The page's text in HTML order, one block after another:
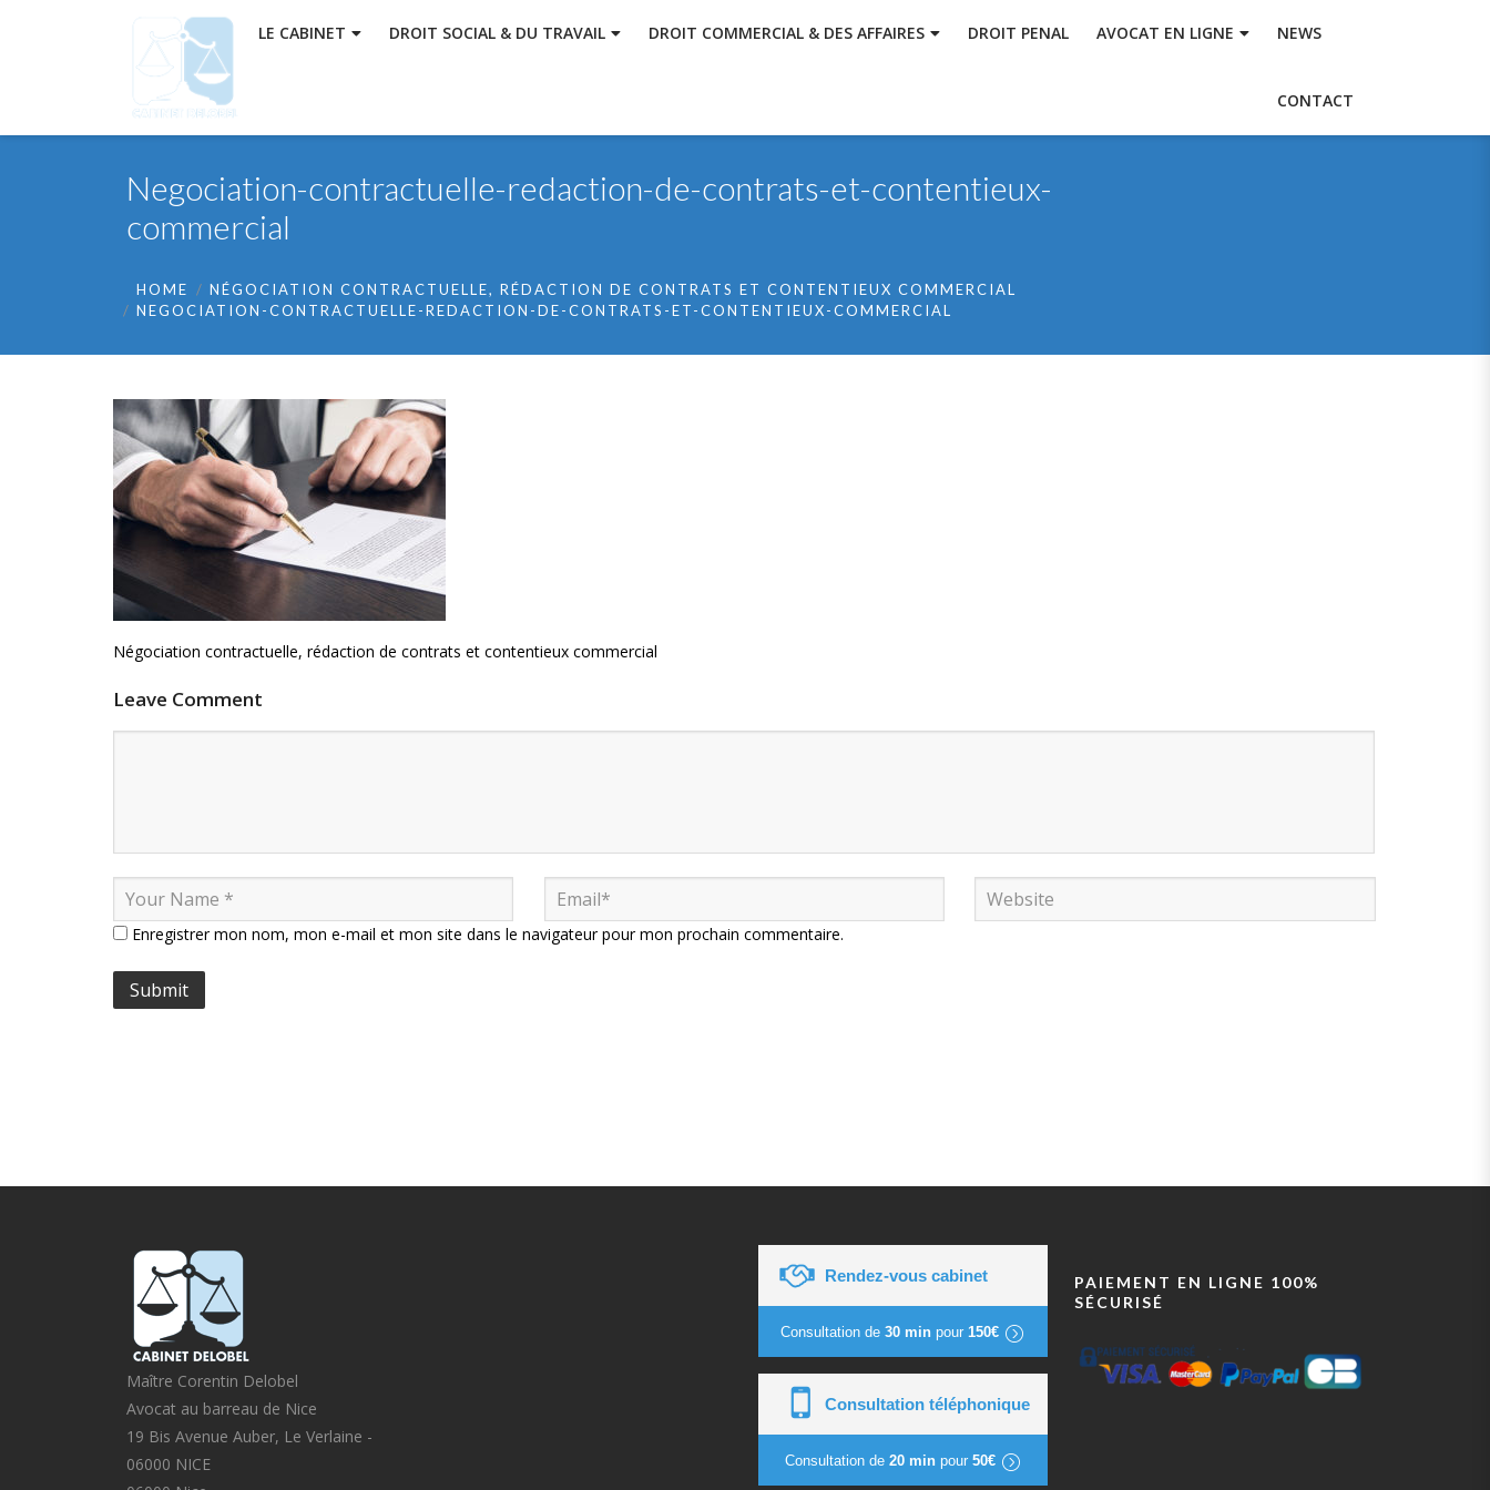
LE CABINET DROIT SOCIAL & DU TRAVAIL DROIT COMMERCIAL & DES AFFAIRES DROIT PENAL AVOCAT EN LIGNE NEWS
CONTACT
Negociation-contractuelle-redaction-de-contrats-et-contentieux-
commercial
HOME
NÉGOCIATION CONTRACTUELLE, RÉDACTION DE CONTRATS ET CONTENTIEUX COMMERCIAL
NEGOCIATION-CONTRACTUELLE-REDACTION-DE-CONTRATS-ET-CONTENTIEUX-COMMERCIAL
Négociation contractuelle, rédaction de contrats et contentieux commercial
Leave Comment
Enregistrer mon nom, mon e-mail et mon site dans le navigateur pour mon prochain commentaire.
Maître Corentin Delobel
Avocat au barreau de Nice
19 Bis Avenue Auber, Le Verlaine -
06000 NICE
Rendez-vous cabinet
Consultation de 30 min pour 150€
Consultation téléphonique
Consultation de 20 minpour 50€
PAIEMENT EN LIGNE 100%
SÉCURISÉ